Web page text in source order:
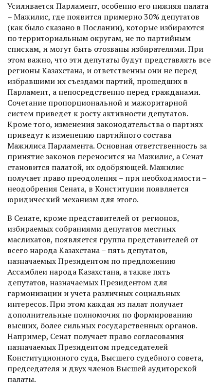
Усиливается Парламент, особенно его нижняя палата
– Мажилис, где появится примерно 30% депутатов
(как было сказано в Послании), которые избираются
по территориальным округам, не по партийным
спискам, и могут быть отозваны избирателями. При
этом важно, что эти депутаты будут представлять все
регионы Казахстана, и ответственны они не перед
избравшими их съездами партий, прошедших в
Парламент, а непосредственно перед гражданами.
Сочетание пропорциональной и мажоритарной
систем приведет к росту активности депутатов.
Кроме того, изменения законодательства о партиях
приведут к изменению партийного состава
Мажилиса Парламента. Основная ответственность за
принятие законов переносится на Мажилис, а Сенат
становится палатой, их одобряющей. Мажилис
получает право преодоления – при необходимости –
неодобрения Сената, в Конституции появляется
юридический механизм для этого.
В Сенате, кроме представителей от регионов,
избираемых собраниями депутатов местных
маслихатов, появляется группа представителей от
всего народа Казахстана – пять депутатов,
назначаемых Президентом по предложению
Ассамблеи народа Казахстана, а также пять
депутатов, назначаемых Президентом для
гармонизации и учета различных социальных
интересов. При этом каждая из палат получает
дополнительные полномочия по формированию
высших, более сильных государственных органов.
Например, Сенат получает право согласования
назначаемых Президентом председателей
Конституционного суда, Высшего судебного совета,
председателя и двух членов Высшей аудиторской
палаты.